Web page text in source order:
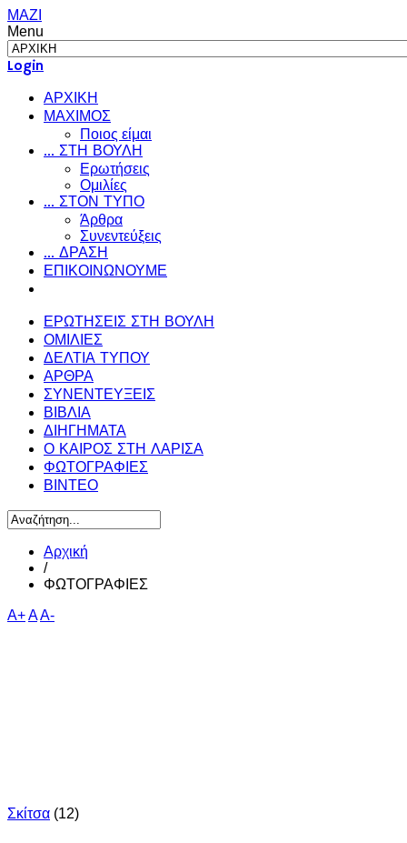
ΜΑΖΙ
Menu
Login
ΑΡΧΙΚΗ
ΜΑΧΙΜΟΣ
Ποιος είμαι
... ΣΤΗ ΒΟΥΛΗ
Ερωτήσεις
Ομιλίες
... ΣΤΟΝ ΤΥΠΟ
Άρθρα
Συνεντεύξεις
... ΔΡΑΣΗ
ΕΠΙΚΟΙΝΩΝΟΥΜΕ
ΕΡΩΤΗΣΕΙΣ ΣΤΗ ΒΟΥΛΗ
ΟΜΙΛΙΕΣ
ΔΕΛΤΙΑ ΤΥΠΟΥ
ΑΡΘΡΑ
ΣΥΝΕΝΤΕΥΞΕΙΣ
ΒΙΒΛΙΑ
ΔΙΗΓΗΜΑΤΑ
Ο ΚΑΙΡΟΣ ΣΤΗ ΛΑΡΙΣΑ
ΦΩΤΟΓΡΑΦΙΕΣ
ΒΙΝΤΕΟ
Αρχική
/
ΦΩΤΟΓΡΑΦΙΕΣ
A+AA-
Σκίτσα (12)